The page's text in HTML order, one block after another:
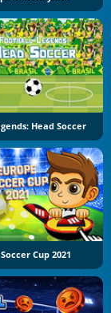
Head Soccer
Cup 2021